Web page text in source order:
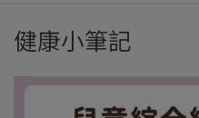
健康小筆記